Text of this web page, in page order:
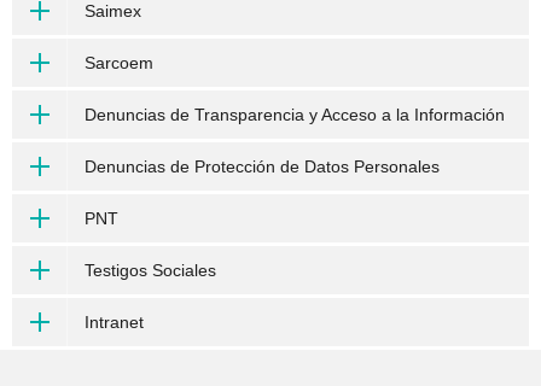
Saimex
Sarcoem
Denuncias de Transparencia y Acceso a la Información
Denuncias de Protección de Datos Personales
PNT
Testigos Sociales
Intranet